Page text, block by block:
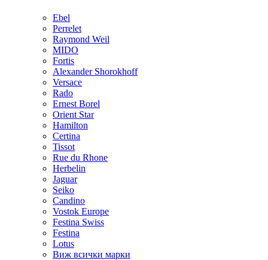
Ebel
Perrelet
Raymond Weil
MIDO
Fortis
Alexander Shorokhoff
Versace
Rado
Ernest Borel
Orient Star
Hamilton
Certina
Tissot
Rue du Rhone
Herbelin
Jaguar
Seiko
Candino
Vostok Europe
Festina Swiss
Festina
Lotus
Виж всички марки